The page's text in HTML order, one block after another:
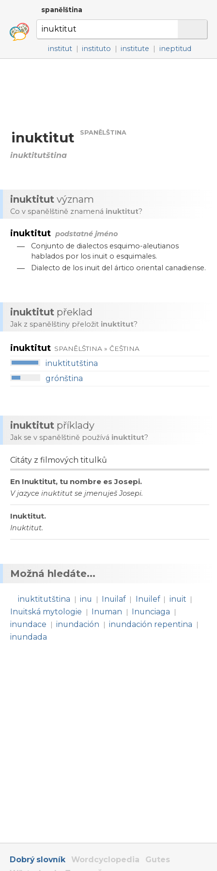
spanělština
institut | instituto | institute | ineptitud
inuktitut SPANĚLŠTINA
inuktitutština
inuktitut význam
Co v spanělštině znamená inuktitut?
inuktitut podstatné jméno
—
Conjunto de dialectos esquimo-aleutianos
hablados por los inuit o esquimales.
— Dialecto de los inuit del ártico oriental canadiense.
inuktitut překlad
Jak z spanělštiny přeložit inuktitut?
inuktitut SPANĚLŠTINA » ČEŠTINA
inuktitutština
grónština
inuktitut příklady
Jak se v spanělštině používá inuktitut?
Citáty z filmových titulků
En Inuktitut, tu nombre es Josepi.
V jazyce inuktitut se jmenuješ Josepi.
Inuktitut.
Inuktitut.
Možná hledáte...
inuktitutština | inu | Inuilaf | Inuilef | inuit |
Inuitská mytologie | Inuman | Inunciaga |
inundace | inundación | inundación repentina |
inundada
Dobrý slovník Wordcyclopedia
Gutes